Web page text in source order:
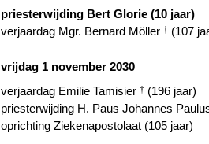
priesterwijding Bert Glorie (10 jaar)
verjaardag Mgr. Bernard Möller † (107
vrijdag 1 november 2030
verjaardag Emilie Tamisier † (196 jaar)
priesterwijding H. Paus Johannes
oprichting Ziekenapostolaat (105 jaar)